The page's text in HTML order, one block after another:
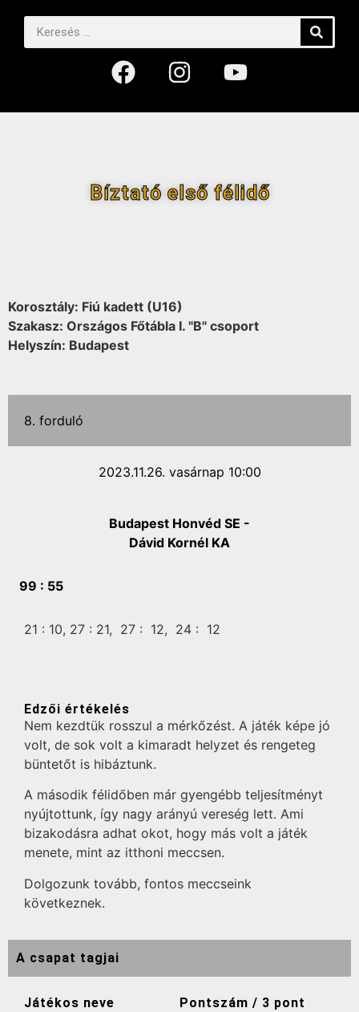
Bíztató első félidő
Korosztály: Fiú kadett (U16)
Szakasz: Országos Főtábla I. "B" csoport
Helyszín: Budapest
8. forduló
2023.11.26. vasárnap 10:00
Budapest Honvéd SE -
Dávid Kornél KA
99 : 55
21 : 10, 27 : 21, 27 : 12, 24 : 12
Edzői értékelés
Nem kezdtük rosszul a mérkőzést. A játék képe jó
volt, de sok volt a kimaradt helyzet és rengeteg
büntetőt is hibáztunk.
A második félidőben már gyengébb teljesítményt
nyújtottunk, így nagy arányú vereség lett. Ami
bizakodásra adhat okot, hogy más volt a játék
menete, mint az itthoni meccsen.
Dolgozunk tovább, fontos meccseink
következnek.
A csapat tagjai
Játékos neve Pontszám / 3 pont